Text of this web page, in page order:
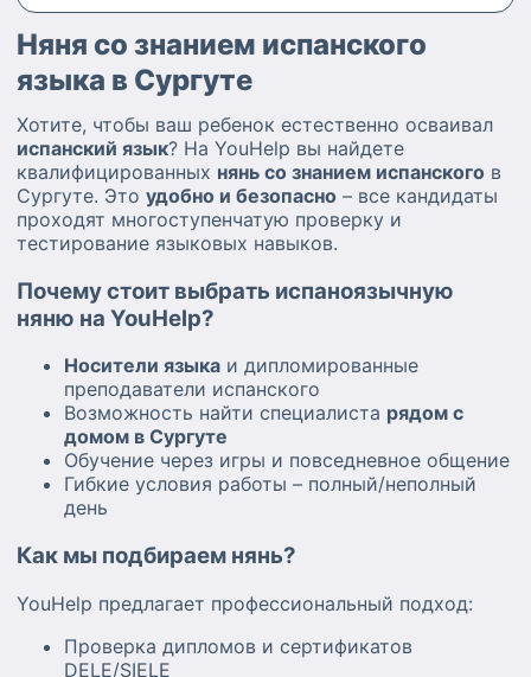
работаю няней с мальчиком
трёх лет
Няня со знанием испанского
языка в Сургуте
Хотите, чтобы ваш ребенок естественно осваивал
испанский язык? На YouHelp вы найдете
квалифицированных нянь со знанием испанского в
Сургуте. Это удобно и безопасно – все кандидаты
проходят многоступенчатую проверку и
тестирование языковых навыков.
Почему стоит выбрать испаноязычную
няню на YouHelp?
Носители языка и дипломированные
преподаватели испанского
Возможность найти специалиста рядом с
домом в Сургуте
Обучение через игры и повседневное общение
Гибкие условия работы – полный/неполный
день
Как мы подбираем нянь?
YouHelp предлагает профессиональный подход:
Проверка дипломов и сертификатов
DELE/SIELE